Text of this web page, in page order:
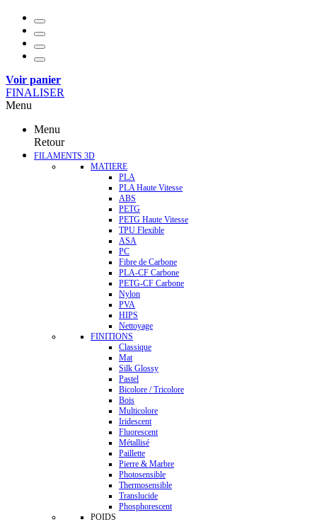
Voir panier
FINALISER
Menu
Menu
Retour
FILAMENTS 3D
MATIERE
PLA
PLA Haute Vitesse
ABS
PETG
PETG Haute Vitesse
TPU Flexible
ASA
PC
Fibre de Carbone
PLA-CF Carbone
PETG-CF Carbone
Nylon
PVA
HIPS
Nettoyage
FINITIONS
Classique
Mat
Silk Glossy
Pastel
Bicolore / Tricolore
Bois
Multicolore
Iridescent
Fluorescent
Métallisé
Paillette
Pierre & Marbre
Photosensible
Thermosensible
Translucide
Phosphorescent
POIDS